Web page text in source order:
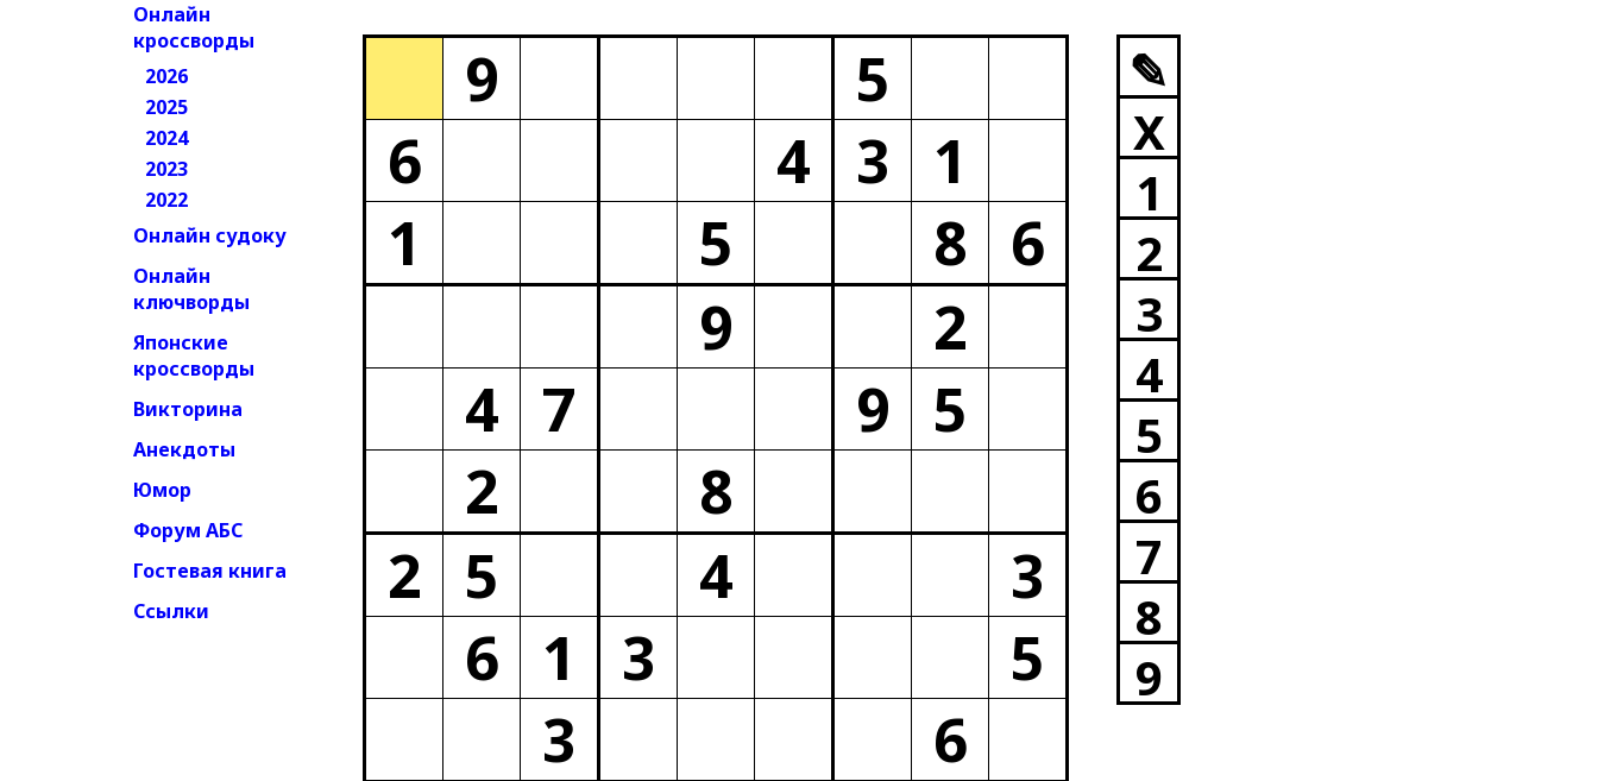
Онлайн
кроссворды
2026
2025
2024
2023
2022
Онлайн судоку
Онлайн
ключворды
Японские
кроссворды
Викторина
Анекдоты
Юмор
Форум АБС
Гостевая книга
Ссылки
9
5
6
4 3
1
1
5 8 6
9
2
4 7 9 5
2
8
2 5 4
3
6 1 3
5
3
6
✎
X
1
2
3
4
5
6
7
8
9